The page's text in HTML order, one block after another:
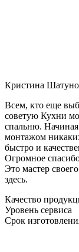
Кристина
Всем, кто еще
советую Кухни
спальню. Начиная
монтажом
быстро и
Огромное
Это мастер
здесь.
Качество
Уровень сервиса
Срок